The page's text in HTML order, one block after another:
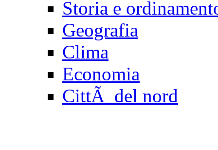
Storia e
Geografia
Clima
Economia
CittÃ del nord